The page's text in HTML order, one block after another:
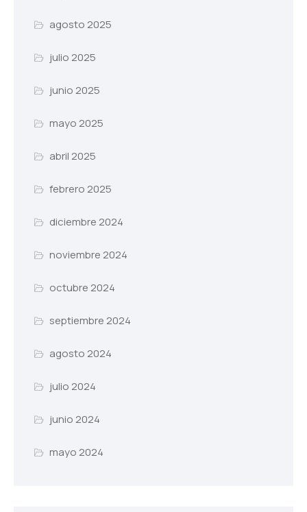
agosto 2025
julio 2025
junio 2025
mayo 2025
abril 2025
febrero 2025
diciembre 2024
noviembre 2024
octubre 2024
septiembre 2024
agosto 2024
julio 2024
junio 2024
mayo 2024